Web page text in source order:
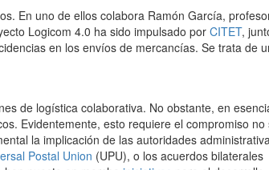
En uno de ellos colabora Ramón García,
Logicom 4.0 ha sido impulsado por CITET,
en los envíos de mercancías. Se trata de
de logística colaborativa. No obstante, en
Evidentemente, esto requiere el compromiso no
la implicación de las autoridades
Postal Union (UPU), o los acuerdos bilaterales